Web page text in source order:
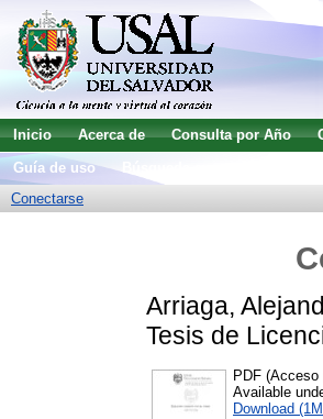
Inicio Acerca de Consulta por Año
Guía de uso
Conectarse
Arriaga,
Tesis de
PDF
Available
Download